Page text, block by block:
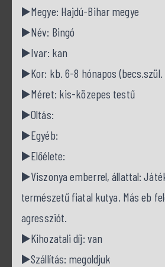
▶️Megye: Hajdú-Bihar megye
▶️Név: Bingó
▶️Ivar: kan
▶️Kor: kb. 6-8 hónapos (becs.szül.
▶️Méret: kis-közepes testű
▶️Oltás:
▶️Egyéb:
▶️Előélete:
▶️Viszonya emberrel, állattal:
természetű fiatal kutya. Más eb
agressziót.
▶️Kihozatali díj: van
▶️Szállítás: megoldjuk